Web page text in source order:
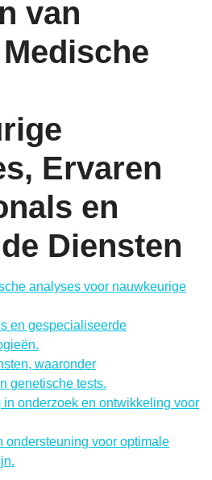
van
Ervaren
en
Diensten
analyses voor nauwkeurige
en gespecialiseerde
waaronder
genetische tests.
onderzoek en ontwikkeling voor
ondersteuning voor optimale